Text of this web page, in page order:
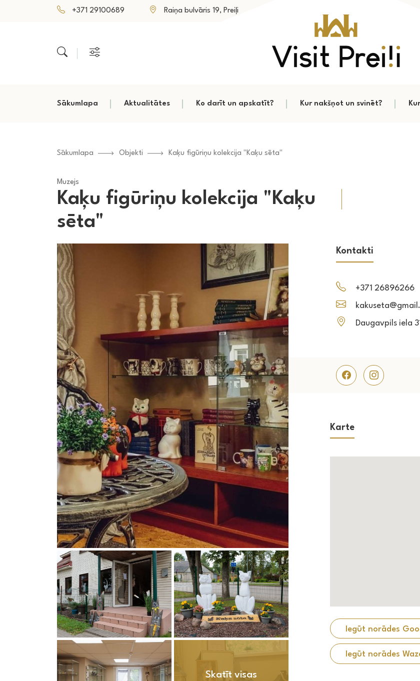
+371 29100689 Raiņa bulvāris 19, Preiļi
Sākumlapa Aktualitātes Ko darīt un apskatīt? Kur nakšņot un svinēt?
Sākumlapa Objekti Kaķu figūriņu kolekcija "Kaķu sēta"
Muzejs
Kaķu figūriņu kolekcija "Kaķu
sēta"
Skatīt visas
Kontakti
+371 26896266
Daugavpils iela
Karte
Iegūt norādes
Iegūt norādes